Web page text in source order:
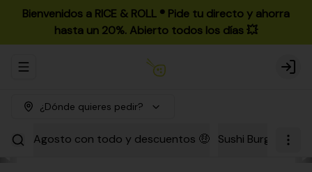
Bienvenidos a RICE & ROLL ®️ Pide tu directo y ahorra
hasta un 20%. Abierto todos los días 💥
Abrir menu de navegación Login
¿Dónde quieres pedir?
Agosto con todo y descuentos 🤑 Sushi Burgers